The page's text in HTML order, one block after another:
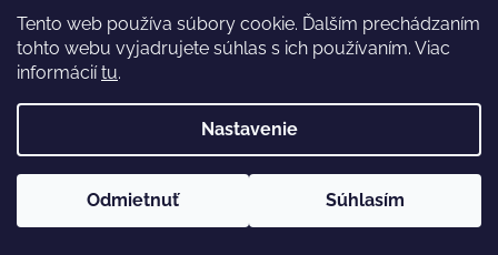
Tento web používa súbory cookie. Ďalším prechádzaním
tohto webu vyjadrujete súhlas s ich používaním. Viac
informáciítu.
Nastavenie
Odmietnuť Súhlasím
Copyright 2026
Sodastreambombicka.sk
. Všetky
práva vyhradené.